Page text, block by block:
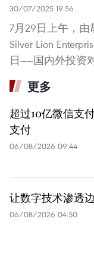
30/07/2025 19:56
7月29日上午，
Silver Lion
日——国内外投资
更多
超过10亿微信支
支付
06/08/2026 09:44
让数字技术渗透
06/08/2026 04:50